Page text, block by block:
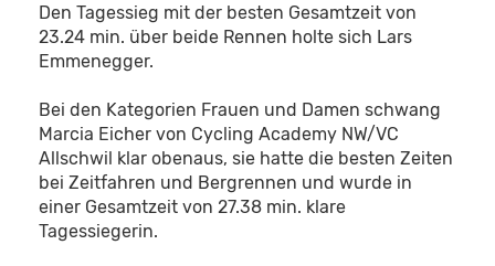
Den Tagessieg mit der besten Gesamtzeit von
23.24 min. über beide Rennen holte sich Lars
Emmenegger.
Bei den Kategorien Frauen und Damen schwang
Marcia Eicher von Cycling Academy NW/VC
Allschwil klar obenaus, sie hatte die besten Zeiten
bei Zeitfahren und Bergrennen und wurde in
einer Gesamtzeit von 27.38 min. klare
Tagessiegerin.